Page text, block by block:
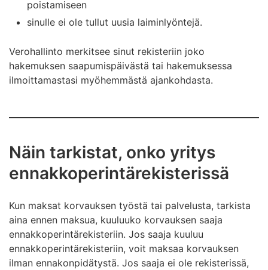
poistamiseen
sinulle ei ole tullut uusia laiminlyöntejä.
Verohallinto merkitsee sinut rekisteriin joko
hakemuksen saapumispäivästä tai hakemuksessa
ilmoittamastasi myöhemmästä ajankohdasta.
Näin tarkistat, onko yritys
ennakkoperintärekisterissä
Kun maksat korvauksen työstä tai palvelusta, tarkista
aina ennen maksua, kuuluuko korvauksen saaja
ennakkoperintärekisteriin. Jos saaja kuuluu
ennakkoperintärekisteriin, voit maksaa korvauksen
ilman ennakonpidätystä. Jos saaja ei ole rekisterissä,